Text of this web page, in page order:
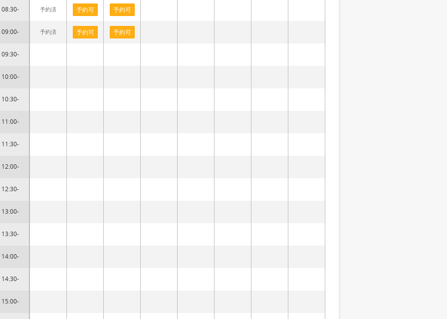
08:30-
09:00-
09:30-
10:00-
10:30-
11:00-
11:30-
12:00-
12:30-
13:00-
13:30-
14:00-
14:30-
15:00-
予約済
予約済
予約可
予約可
予約可
予約可